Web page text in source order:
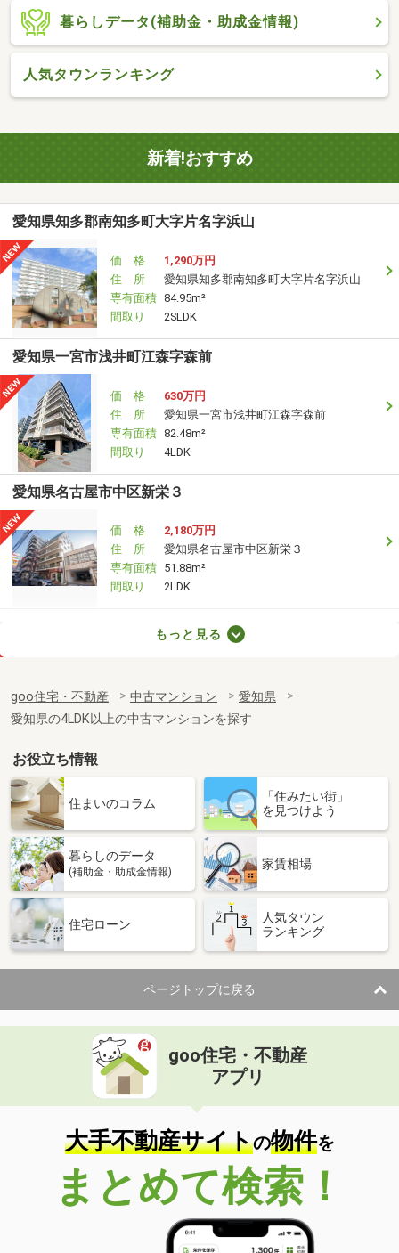
暮らしデータ(補助金・助成金情報)
人気タウンランキング
新着!おすすめ
愛知県知多郡南知多町大字片名字浜山
価 格
1,290万円
住 所
愛知県知多郡南知多町大字片名字浜山
専有面積 84.95m²
間取り
2SLDK
愛知県一宮市浅井町江森字森前
価 格
630万円
住 所
愛知県一宮市浅井町江森字森前
専有面積 82.48m²
間取り
4LDK
愛知県名古屋市中区新栄３
価 格
2,180万円
住 所
愛知県名古屋市中区新栄３
専有面積 51.88m²
間取り
2LDK
専有面積 71.66m²
間取り
3LDK
愛知県名古屋市東区代官町
価 格
8,999万円
愛知県名古屋市東区代官町
専有面積 103.96m²
間取り
愛知県名古屋市東区代官町
6,680万円
住 所
愛知県名古屋市東区代官町
専有面積 91.48m²
間取り
3SLDK
愛知県瀬戸市川端町２丁目
価 格
1,480万円
住 所
愛知県瀬戸市川端町２丁目
専有面積 74.73m²
間取り
3LDK
愛知県名古屋市東区東桜２丁目
価 格
3,150万円
愛知県名古屋市東区東桜２丁目
70.16m²
もっと見る
goo住宅・不動産 中古マンション
愛知県
愛知県の4LDK以上の中古マンションを探す
お役立ち情報
住まいのコラム
「住みたい街」
を見つけよう
暮らしのデータ
(補助金・助成金情報)
家賃相場
住宅ローン
人気タウン
ランキング
ページトップに戻る
goo住宅・不動産
アプリ
大手不動産サイトの物件を
まとめて検索！